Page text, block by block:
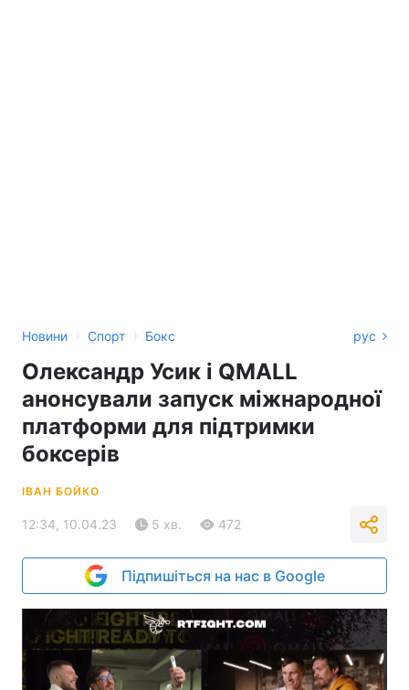
Новини › Спорт › Бокс рус
Олександр Усик і QMALL
анонсували запуск міжнародної
платформи для підтримки
боксерів
ІВАН БОЙКО
12:34, 10.04.23 5 хв. 472
Підпишіться на нас в Google